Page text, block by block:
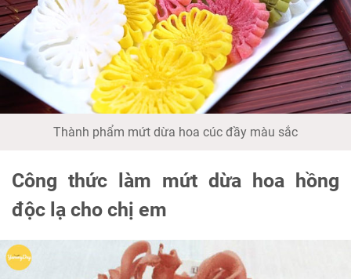
Thành phẩm mứt dừa hoa cúc đầy màu sắc
Công thức làm mứt dừa hoa hồng
độc lạ cho chị em